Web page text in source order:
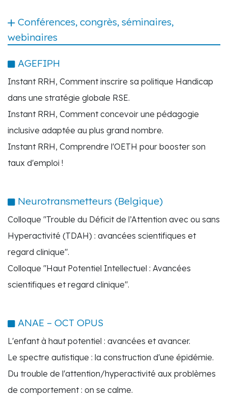
Conférences, congrès, séminaires,
webinaires
AGEFIPH
Instant RRH, Comment inscrire sa politique Handicap
dans une stratégie globale RSE.
Instant RRH, Comment concevoir une pédagogie
inclusive adaptée au plus grand nombre.
Instant RRH, Comprendre l'OETH pour booster son
taux d'emploi !
Neurotransmetteurs (Belgique)
Colloque "Trouble du Déficit de l’Attention avec ou sans
Hyperactivité (TDAH) : avancées scientifiques et
regard clinique".
Colloque "Haut Potentiel Intellectuel : Avancées
scientifiques et regard clinique".
ANAE – OCT OPUS
L'enfant à haut potentiel : avancées et avancer.
Le spectre autistique : la construction d'une épidémie.
Du trouble de l'attention/hyperactivité aux problèmes
de comportement : on se calme.